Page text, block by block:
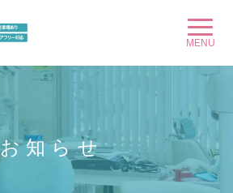
お知らせ